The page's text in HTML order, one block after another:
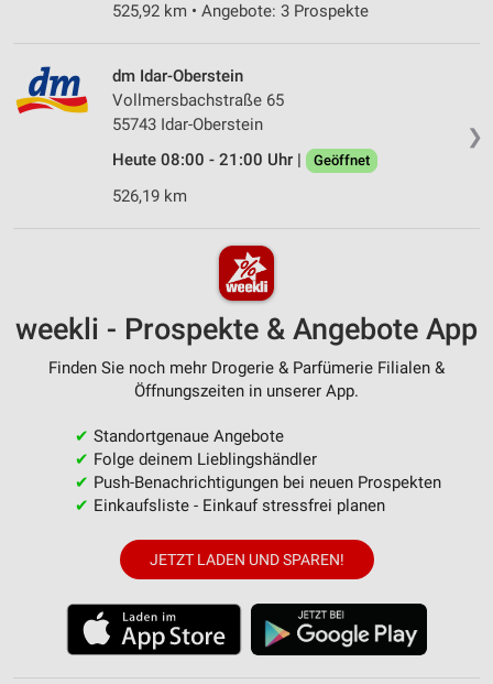
525,92 km • Angebote: 3 Prospekte
❯
dm Idar-Oberstein
Vollmersbachstraße 65
55743 Idar-Oberstein
Heute 08:00 - 21:00 Uhr |
Geöffnet
526,19 km
weekli - Prospekte & Angebote App
Finden Sie noch mehr Drogerie & Parfümerie Filialen &
Öffnungszeiten in unserer App.
✔ Standortgenaue Angebote
✔ Folge deinem Lieblingshändler
✔ Push-Benachrichtigungen bei neuen Prospekten
✔ Einkaufsliste - Einkauf stressfrei planen
JETZT LADEN UND SPAREN!